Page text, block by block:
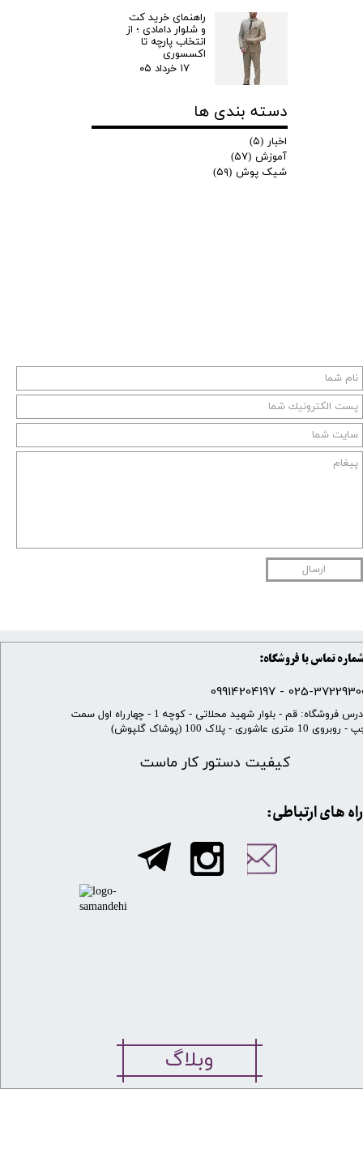
ارسال
راهنمای خرید کت
و شلوار دامادی ؛ از
انتخاب پارچه تا
اکسسوری
۱۷ خرداد ۰۵
دسته بندی ها
اخبار (۵)
آموزش (۵۷)
شیک پوش (۵۹)
شماره تماس با فروشگاه:
025-37229300 -
کیفیت دستور کار ماست
​آدرس فروشگاه: قم - بلوار شهید محلاتی - کوچه 1 - چهارراه اول سمت
10 متری عاشوری - پلاک 100 (پوشاک گلپوش)
​​راه های ارتباطی:
وبلاگ